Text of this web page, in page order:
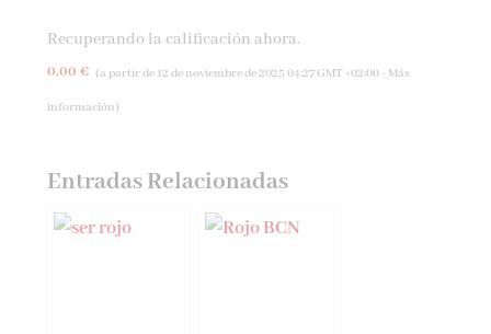
Recuperando la calificación ahora.
0,00 € (a partir de 12 de noviembre de 2025 04:27 GMT +02:00 - Más
información)
Entradas Relacionadas